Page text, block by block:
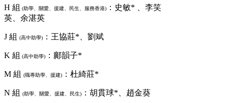
H 組 (助學、關愛、援建、民生、服務香港)
：史敏* 、李笑
英、余湛英
J 組 (高中助學) ：王協莊*、劉斌
K 組 (高中助學) ：鄺韻子*
M 組 (職專助學、援建) ：杜綺莊*
N 組 (助學、關愛、援建、民生) ：胡貫球*、趙金葵